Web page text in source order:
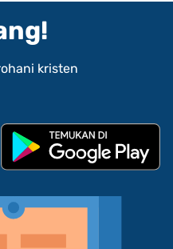
kristen